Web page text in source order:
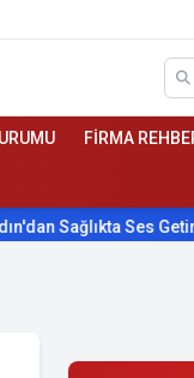
FİRMA
Sağlıkta Ses